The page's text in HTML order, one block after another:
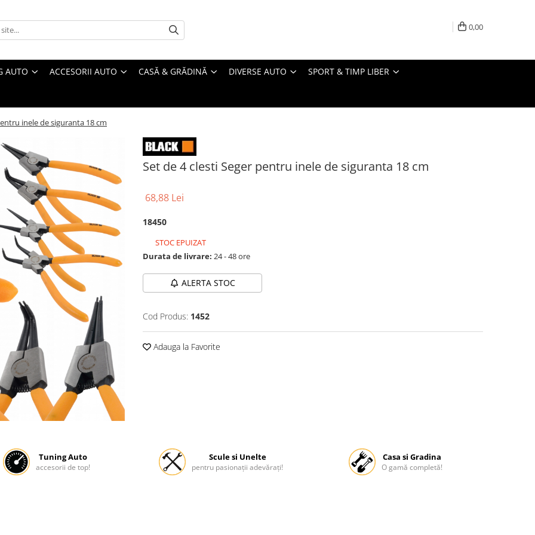
0,00
AUTO ACCESORII AUTO CASĂ & GRĂDINĂ DIVERSE AUTO SPORT & TIMP LIBER
inele de siguranta 18 cm
Set de 4 clesti Seger pentru inele de siguranta 18 cm
68,88 Lei
18450
STOC EPUIZAT
Durata de livrare: 24 - 48 ore
ALERTA STOC
Cod Produs: 1452
Adauga la Favorite
Tuning Auto
accesorii de top!
Scule si Unelte
pentru pasionații adevărați!
Casa si Gradina
O gamă completă!